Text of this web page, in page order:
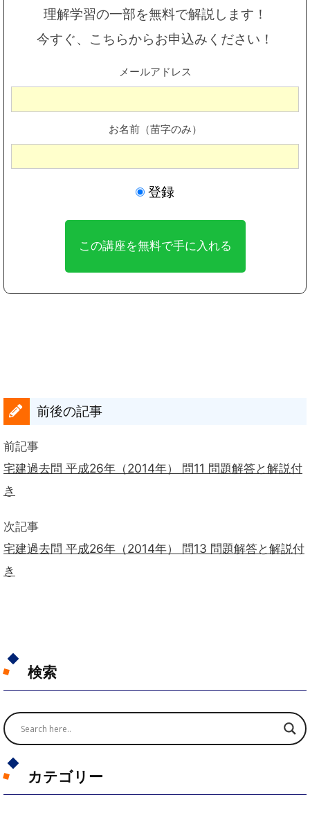
理解学習の一部を無料で解説します！
今すぐ、こちらからお申込みください！
メールアドレス
お名前（苗字のみ）
登録
前後の記事
前記事
宅建過去問 平成26年（2014年） 問11 問題解答と解説付
き
次記事
宅建過去問 平成26年（2014年） 問13 問題解答と解説付
き
検索
カテゴリー